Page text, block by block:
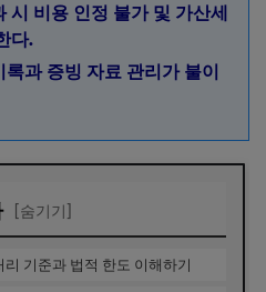
시 비용 인정 불가 및 가산세
다.
과 증빙 자료 관리가 불이
[숨기기]
기준과 법적 한도 이해하기